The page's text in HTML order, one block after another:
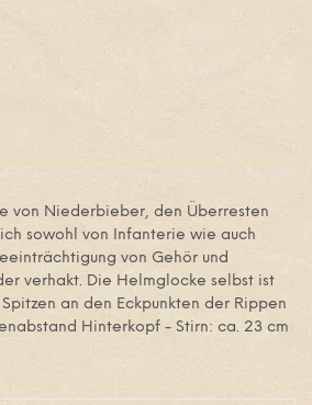
von Niederbieber, den Überresten
sowohl von Infanterie wie auch
von Gehör und
verhakt. Die Helmglocke selbst ist
an den Eckpunkten der Rippen
Hinterkopf - Stirn: ca. 23 cm